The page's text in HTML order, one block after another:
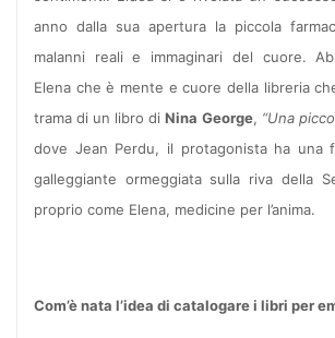
anno dalla sua apertura la piccola
malanni reali e immaginari del cuore.
Elena che è mente e cuore della libreria
trama di un libro diNina George, “Una
dove Jean Perdu, il protagonista ha una
galleggiante ormeggiata sulla riva della
proprio come Elena, medicine per l’anima.
Com’è nata l’idea di catalogare i libri per